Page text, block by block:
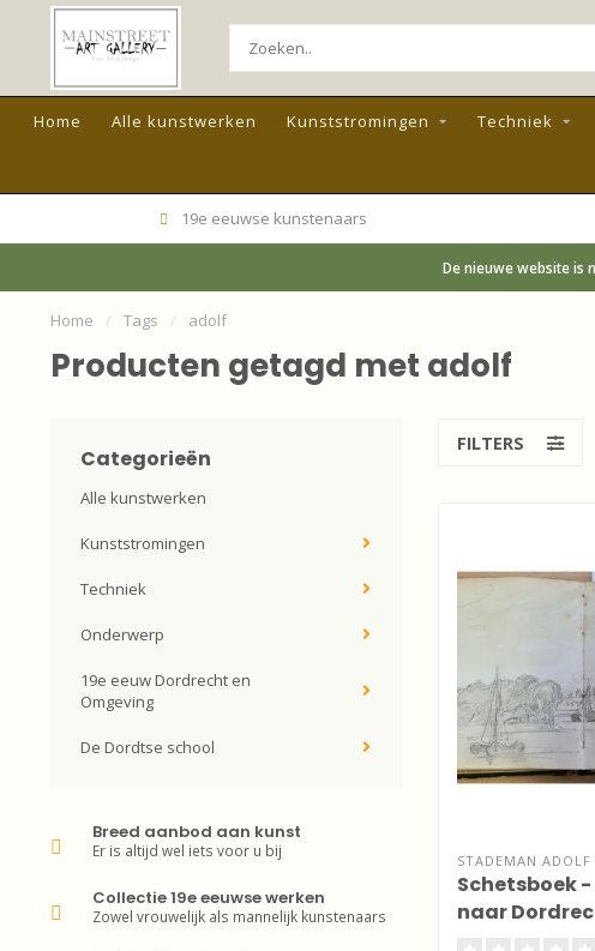
Home Alle kunstwerken Kunststromingen Techniek
19e eeuwse kunstenaars
De nieuwe website is
Home / Tags / adolf
Producten getagd met adolf
Categorieën
Alle kunstwerken
Kunststromingen
Techniek
Onderwerp
19e eeuw Dordrecht en
Omgeving
De Dordtse school
Breed aanbod aan kunst
Er is altijd wel iets voor u bij
Collectie 19e eeuwse werken
Zowel vrouwelijk als mannelijk kunstenaars
FILTERS
STADEMAN
Schetsboek
naar